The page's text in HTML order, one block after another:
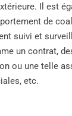
Il est
de
suivi et
un contrat,
ou une telle
etc.